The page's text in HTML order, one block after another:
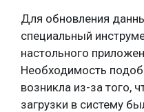
Для обновления
специальный
настольного
Необходимость
возникла из-за того,
загрузки в систему